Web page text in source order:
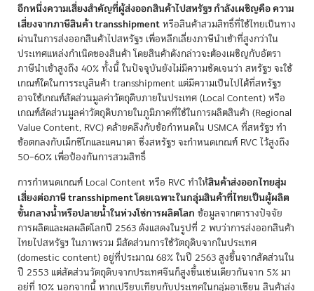
อีกหนึ่งความเสี่ยงสำคัญที่ผู้ส่งออกสินค้าไปสหรัฐฯ กำลังเผชิญคือ ความ
เสี่ยงจากภาษีสินค้า transshipmentหรือสินค้าสวมสิทธิ์ที่ใช้ไทยเป็นทาง
ผ่านในการส่งออกสินค้าไปสหรัฐฯ เพื่อหลีกเลี่ยงภาษีนำเข้าที่สูงกว่าใน
ประเทศแหล่งกำเนิดของสินค้า โดยสินค้าดังกล่าวจะต้องเผชิญกับอัตรา
ภาษีนำเข้าสูงถึง 40% ทั้งนี้ ในปัจจุบันยังไม่มีความชัดเจนว่า สหรัฐฯ จะใช้
เกณฑ์ใดในการระบุสินค้า transshipment แต่มีความเป็นไปได้ที่สหรัฐฯ
อาจใช้เกณฑ์สัดส่วนมูลค่าวัตถุดิบภายในประเทศ (Local Content) หรือ
เกณฑ์สัดส่วนมูลค่าวัตถุดิบภายในภูมิภาคที่ใช้ในการผลิตสินค้า (Regional
Value Content, RVC) คล้ายคลึงกับข้อกำหนดใน USMCA ที่สหรัฐฯ ทำ
ข้อตกลงกับเม็กซิโกและแคนาดา ซึ่งสหรัฐฯ จะกำหนดเกณฑ์ RVC ไว้สูงถึง
50–60% เพื่อป้องกันการสวมสิทธิ์
การกำหนดเกณฑ์ Local Content หรือ RVC ทำให้สินค้าส่งออกไทยสุ่ม
เสี่ยงต่อภาษี transshipment โดยเฉพาะในกลุ่มสินค้าที่ไทยเป็นผู้ผลิต
ขั้นกลางน้ำหรือปลายน้ำในห่วงโซ่การผลิตโลก ข้อมูลจากตารางปัจจัย
การผลิตและผลผลิตโลกปี 2563 ดังแสดงในรูปที่ 2 พบว่าการส่งออกสินค้า
ไทยไปสหรัฐฯ ในภาพรวม มีสัดส่วนการใช้วัตถุดิบจากในประเทศ
(domestic content) อยู่ที่ประมาณ 68% ในปี 2563 สูงขึ้นจากสัดส่วนใน
ปี 2553 แต่สัดส่วนวัตถุดิบจากประเทศจีนก็สูงขึ้นเช่นเดียวกันจาก 5% มา
อยู่ที่ 10% นอกจากนี้ หากเปรียบเทียบกับประเทศในกลุ่มอาเซียน สินค้าส่ง